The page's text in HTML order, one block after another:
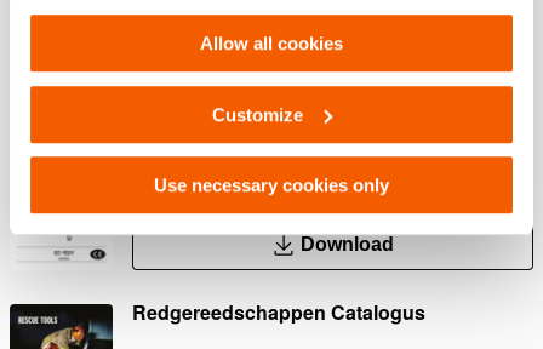
Settings. See ourcookiestatement.
Allow all cookies
Customize
Use necessary cookies only
Downloaden
User manual Omnishore
Download
Redgereedschappen Catalogus